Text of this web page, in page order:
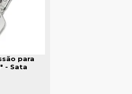
para
- Sata